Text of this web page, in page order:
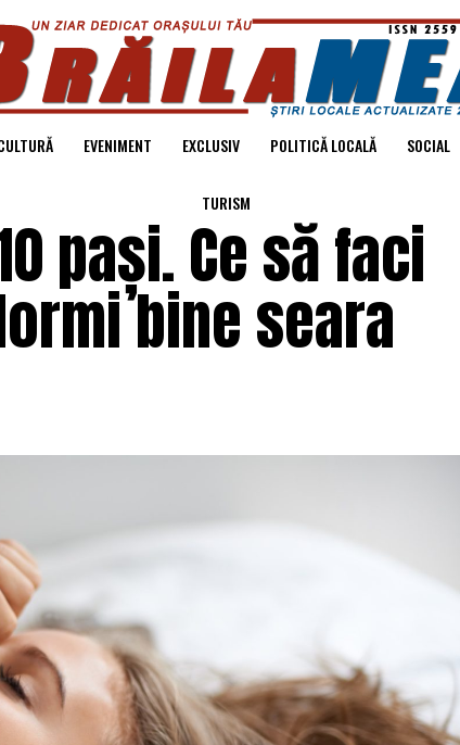
EVENIMENT EXCLUSIV POLITICĂ LOCALĂ SOCIAL
TURISM
pași. Ce să faci
bine seara